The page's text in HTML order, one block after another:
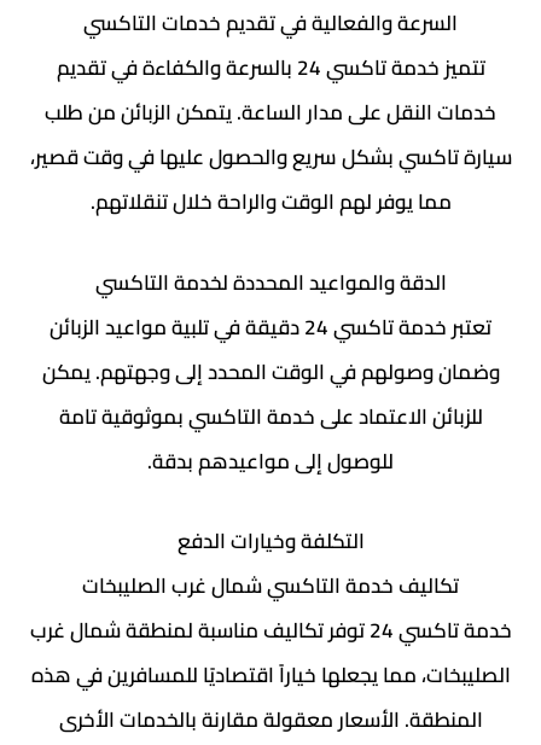
السرعة والفعالية في تقديم خدمات التاكسي
تتميز خدمة تاكسي 24 بالسرعة والكفاءة في تقديم
خدمات النقل على مدار الساعة. يتمكن الزبائن من طلب
سيارة تاكسي بشكل سريع والحصول عليها في وقت قصير،
مما يوفر لهم الوقت والراحة خلال تنقلاتهم.
الدقة والمواعيد المحددة لخدمة التاكسي
تعتبر خدمة تاكسي 24 دقيقة في تلبية مواعيد الزبائن
وضمان وصولهم في الوقت المحدد إلى وجهتهم. يمكن
للزبائن الاعتماد على خدمة التاكسي بموثوقية تامة
للوصول إلى مواعيدهم بدقة.
التكلفة وخيارات الدفع
تكاليف خدمة التاكسي شمال غرب الصليبخات
خدمة تاكسي 24 توفر تكاليف مناسبة لمنطقة شمال غرب
الصليبخات، مما يجعلها خياراً اقتصاديًا للمسافرين في هذه
المنطقة. الأسعار معقولة مقارنة بالخدمات الأخرى